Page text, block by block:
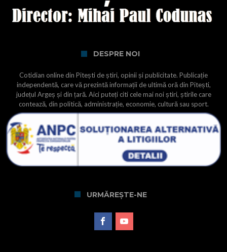
DESPRE NOI
Cotidian online din Pitești de știri, opinii și publicitate. Publicație
independentă, care vă prezintă informații de ultimă oră din Pitești,
județul Argeș și din țară. Aici puteți citi cele mai noi știri, știrile care
contează, din politică, administrație, economie, cultură sau sport.
URMĂREȘTE-NE